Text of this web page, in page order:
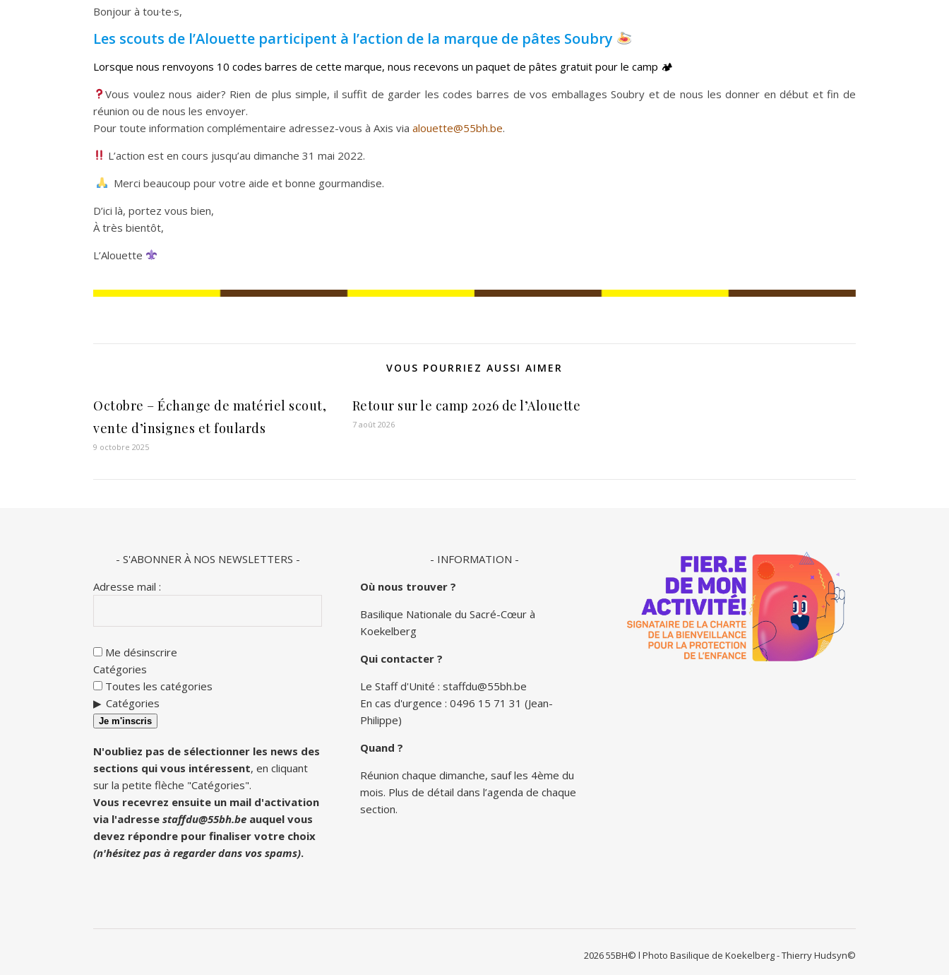
Bonjour à tou·te·s,
Les scouts de l’Alouette participent à l’action de la marque de pâtes Soubry
Lorsque nous renvoyons 10 codes barres de cette marque, nous recevons un paquet de pâtes gratuit pour le camp 🏕
Vous voulez nous aider? Rien de plus simple, il suffit de garder les codes barres de vos emballages Soubry et de nous les donner en début et fin de
réunion ou de nous les envoyer.
Pour toute information complémentaire adressez-vous à Axis via alouette@55bh.be.
L’action est en cours jusqu’au dimanche 31 mai 2022.
Merci beaucoup pour votre aide et bonne gourmandise.
D’ici là, portez vous bien,
À très bientôt,
L’Alouette
VOUS POURRIEZ AUSSI AIMER
Octobre – Échange de matériel scout,
vente d’insignes et foulards
9 octobre 2025
Retour sur le camp 2026 de l’Alouette
7 août 2026
- S'ABONNER À NOS NEWSLETTERS -
Adresse mail :
Me désinscrire
Catégories
Toutes les catégories
Catégories
Je m'inscris
N'oubliez pas de sélectionner les news des
sections qui vous intéressent, en cliquant
sur la petite flèche "Catégories".
Vous recevrez ensuite un mail d'activation
via l'adresse staffdu@55bh.be auquel vous
devez répondre pour finaliser votre choix
(n'hésitez pas à regarder dans vos spams).
- INFORMATION -
Où nous trouver ?
Basilique Nationale du Sacré-Cœur à
Koekelberg
Qui contacter ?
Le Staff d'Unité : staffdu@55bh.be
En cas d'urgence : 0496 15 71 31 (Jean-
Philippe)
Quand ?
Réunion chaque dimanche, sauf les 4ème du
mois. Plus de détail dans l’agenda de chaque
section.
2026 55BH© l Photo Basilique de Koekelberg - Thierry Hudsyn©